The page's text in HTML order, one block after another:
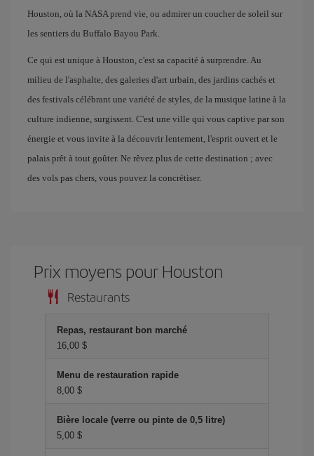
Houston, où la NASA prend vie, ou admirer un coucher de soleil sur
les sentiers du Buffalo Bayou Park.
Ce qui est unique à Houston, c'est sa capacité à surprendre. Au
milieu de l'asphalte, des galeries d'art urbain, des jardins cachés et
des festivals célébrant une variété de styles, de la musique latine à la
culture indienne, surgissent. C'est une ville qui vous captive par son
énergie et vous invite à la découvrir lentement, l'esprit ouvert et le
palais prêt à tout goûter. Ne rêvez plus de cette destination ; avec
des vols pas chers, vous pouvez la concrétiser.
Prix ​​moyens pour Houston
Restaurants
Repas, restaurant bon marché
16,00 $
Menu de restauration rapide
8,00 $
Bière locale (verre ou pinte de 0,5 litre)
5,00 $